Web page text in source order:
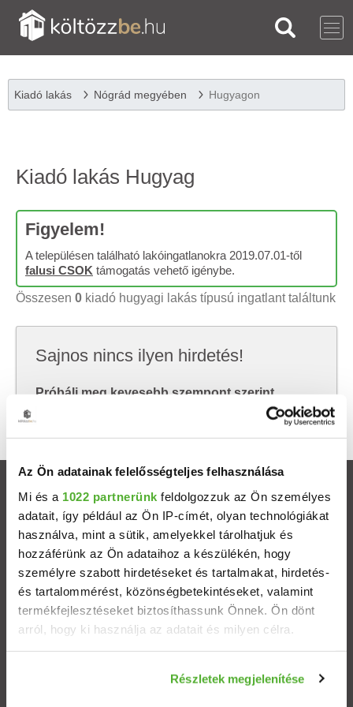
Az Ön adatainak felelősségteljes felhasználása
Mi és a 1022 partnerünk feldolgozzuk az Ön személyes
adatait, így például az Ön IP-címét, olyan technológiákat
használva, mint a sütik, amelyekkel tárolhatjuk és
hozzáférünk az Ön adataihoz a készülékén, hogy
személyre szabott hirdetéseket és tartalmakat, hirdetés-
és tartalommérést, közönségbetekintéseket, valamint
termékfejlesztéseket biztosíthassunk Önnek. Ön dönt
arról, hogy ki használja az adatait és milyen célra.
Információgyűjtés az Ön földrajzi elhelyezkedéséről
Részletek megjelenítése
Kiadó lakás Nógrád megyében Hugyagon
Kiadó lakás Hugyag
Figyelem!
A településen található lakóingatlanokra 2019.07.01-től
falusi CSOK támogatás vehető igénybe.
Összesen 0 kiadó hugyagi lakás típusú ingatlant találtunk
Sajnos nincs ilyen hirdetés!
Próbálj meg kevesebb szempont szerint
keresni, hátha akkor megtalálod, amit keresel.
Ingatlanok
Eladó házak
Eladó lakások
Települések